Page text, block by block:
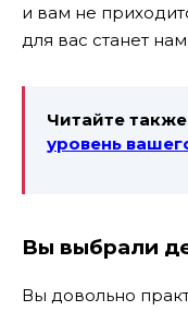
и вам не
для вас станет
Читайте
уровень
Вы выбрали
Вы довольно